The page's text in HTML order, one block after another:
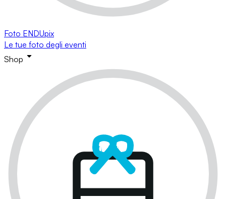
Foto ENDUpix
Le tue foto degli eventi
Shop